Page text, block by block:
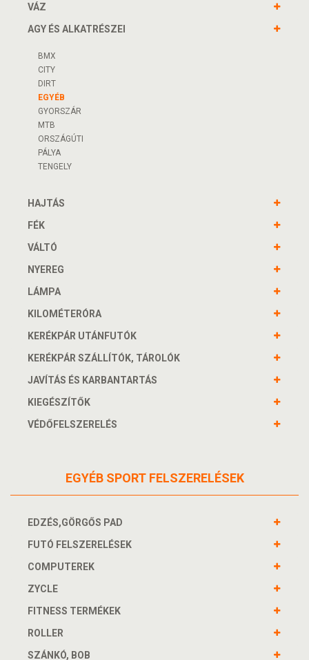
VÁZ
AGY ÉS ALKATRÉSZEI
BMX
CITY
DIRT
EGYÉB
GYORSZÁR
MTB
ORSZÁGÚTI
PÁLYA
TENGELY
HAJTÁS
FÉK
VÁLTÓ
NYEREG
LÁMPA
KILOMÉTERÓRA
KERÉKPÁR UTÁNFUTÓK
KERÉKPÁR SZÁLLÍTÓK, TÁROLÓK
JAVÍTÁS ÉS KARBANTARTÁS
KIEGÉSZÍTŐK
VÉDŐFELSZERELÉS
EGYÉB SPORT FELSZERELÉSEK
EDZÉS,GÖRGŐS PAD
FUTÓ FELSZERELÉSEK
COMPUTEREK
ZYCLE
FITNESS TERMÉKEK
ROLLER
SZÁNKÓ, BOB